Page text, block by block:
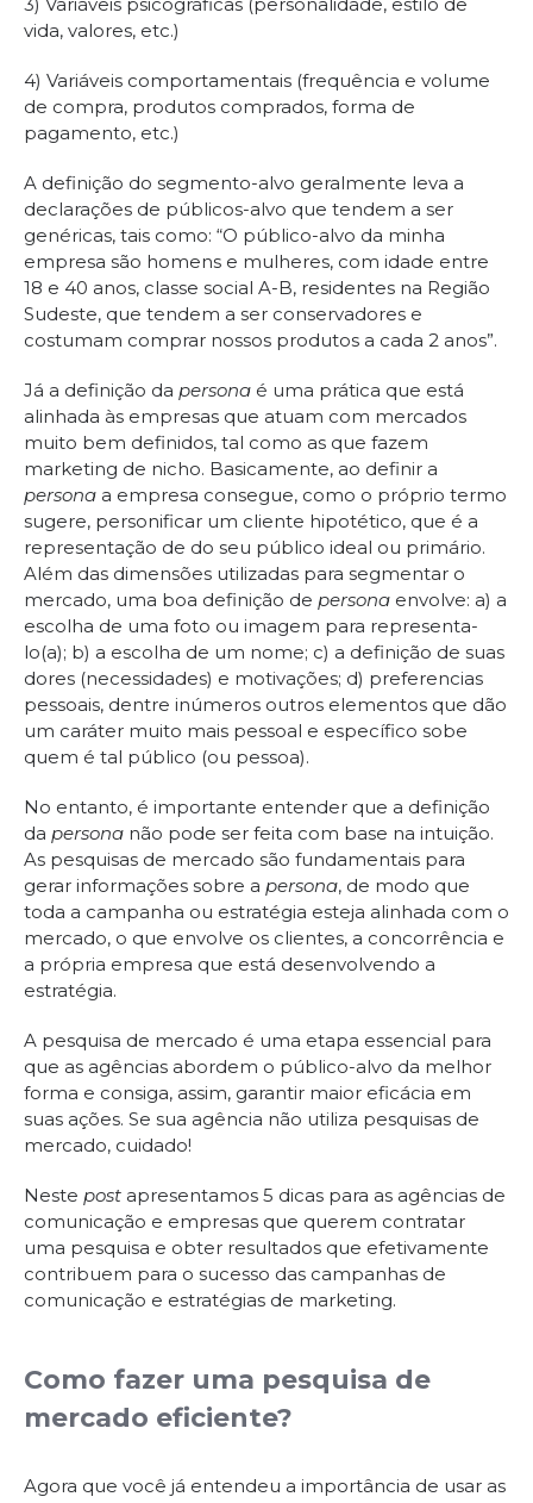
vida, valores, etc.)
4) Variáveis comportamentais (frequência e volume
de compra, produtos comprados, forma de
pagamento, etc.)
A definição do segmento-alvo geralmente leva a
declarações de públicos-alvo que tendem a ser
genéricas, tais como: “O público-alvo da minha
empresa são homens e mulheres, com idade entre
18 e 40 anos, classe social A-B, residentes na Região
Sudeste, que tendem a ser conservadores e
costumam comprar nossos produtos a cada 2 anos”.
Já a definição da persona é uma prática que está
alinhada às empresas que atuam com mercados
muito bem definidos, tal como as que fazem
marketing de nicho. Basicamente, ao definir a
persona a empresa consegue, como o próprio termo
sugere, personificar um cliente hipotético, que é a
representação de do seu público ideal ou primário.
Além das dimensões utilizadas para segmentar o
mercado, uma boa definição de persona envolve: a) a
escolha de uma foto ou imagem para representa-
lo(a); b) a escolha de um nome; c) a definição de suas
dores (necessidades) e motivações; d) preferencias
pessoais, dentre inúmeros outros elementos que dão
um caráter muito mais pessoal e específico sobe
quem é tal público (ou pessoa).
No entanto, é importante entender que a definição
da persona não pode ser feita com base na intuição.
As pesquisas de mercado são fundamentais para
gerar informações sobre a persona, de modo que
toda a campanha ou estratégia esteja alinhada com o
mercado, o que envolve os clientes, a concorrência e
a própria empresa que está desenvolvendo a
estratégia.
A pesquisa de mercado é uma etapa essencial para
que as agências abordem o público-alvo da melhor
forma e consiga, assim, garantir maior eficácia em
suas ações. Se sua agência não utiliza pesquisas de
mercado, cuidado!
Neste post apresentamos 5 dicas para as agências de
comunicação e empresas que querem contratar
uma pesquisa e obter resultados que efetivamente
contribuem para o sucesso das campanhas de
comunicação e estratégias de marketing.
Como fazer uma pesquisa de
mercado eficiente?
Agora que você já entendeu a importância de usar as